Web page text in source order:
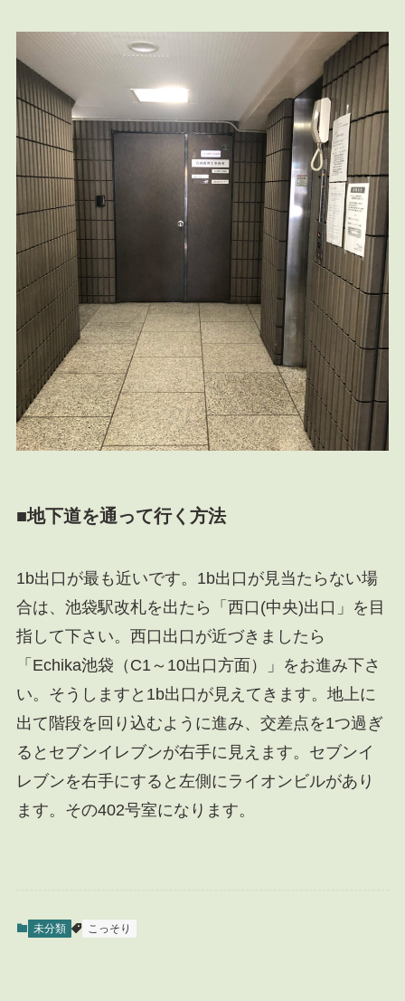
■地下道を通って行く方法
1b出口が最も近いです。1b出口が見当たらない場
合は、池袋駅改札を出たら「西口(中央)出口」を目
指して下さい。西口出口が近づきましたら
「Echika池袋（C1～10出口方面）」をお進み下さ
い。そうしますと1b出口が見えてきます。地上に
出て階段を回り込むように進み、交差点を1つ過ぎ
るとセブンイレブンが右手に見えます。セブンイ
レブンを右手にすると左側にライオンビルがあり
ます。その402号室になります。
未分類 こっそり